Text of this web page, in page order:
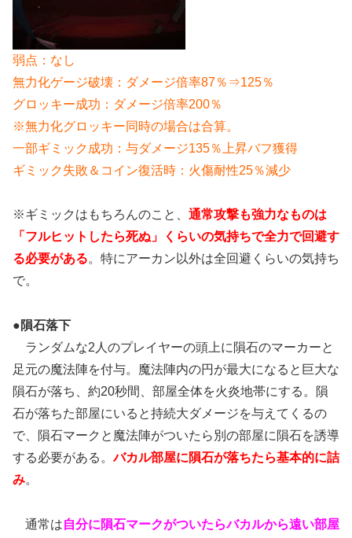
弱点：なし
無力化ゲージ破壊：ダメージ倍率87％⇒125％
グロッキー成功：ダメージ倍率200％
※無力化グロッキー同時の場合は合算。
一部ギミック成功：与ダメージ135％上昇バフ獲得
ギミック失敗＆コイン復活時：火傷耐性25％減少
※ギミックはもちろんのこと、 通常攻撃も強力なものは
「フルヒットしたら死ぬ」くらいの気持ちで全力で回避す
る必要がある。特にアーカン以外は全回避くらいの気持ち
で。
●隕石落下
ランダムな2人のプレイヤーの頭上に隕石のマーカーと
足元の魔法陣を付与。魔法陣内の円が最大になると巨大な
隕石が落ち、約20秒間、部屋全体を火炎地帯にする。隕
石が落ちた部屋にいると持続大ダメージを与えてくるの
で、隕石マークと魔法陣がついたら別の部屋に隕石を誘導
する必要がある。バカル部屋に隕石が落ちたら基本的に詰
み。
通常は自分に隕石マークがついたらバカルから遠い部屋